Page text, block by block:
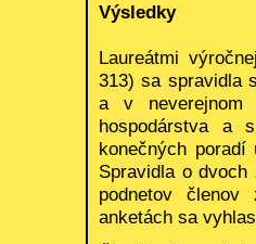
Výsledky
Laureátmi
313) sa spravidla
a v neverejnom
hospodárstva a
konečných
Spravidla o dvoch
podnetov
anketách sa